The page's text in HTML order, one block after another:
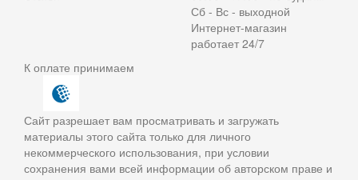
Сб - Вс - выходной
Интернет-магазин
работает 24/7
К оплате принимаем
Сайт разрешает вам просматривать и загружать
материалы этого сайта только для личного
некоммерческого использования, при условии
сохранения вами всей информации об авторском праве и